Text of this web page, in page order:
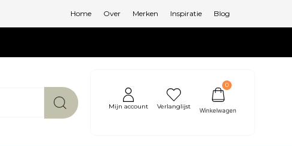
Home Over Merken Inspiratie Blog
Mijn account Verlanglijst
0